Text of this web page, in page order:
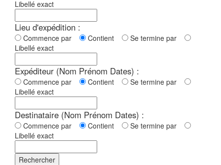
Libellé exact
Lieu d'expédition :
Commence par Contient
Se termine par
Libellé exact
Expéditeur (Nom Prénom Dates) :
Commence par Contient
Se termine par
Libellé exact
Destinataire (Nom Prénom Dates) :
Commence par Contient
Se termine par
Libellé exact
Rechercher